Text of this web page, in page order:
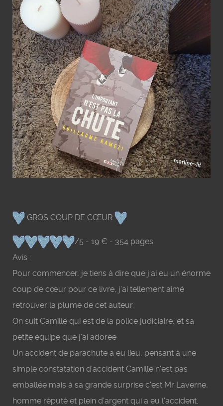
GROS COUP DE CŒUR
/5 - 19 € - 354 pages
Avis :
Pour commencer, je tiens à dire que j'ai eu un énorme
coup de cœur pour ce livre, j'ai tellement aimé
retrouver la plume de cet auteur.
On suit Camille qui est de la police judiciaire, et sa
petite équipe que j'ai adorée
Un accident de parachute a eu lieu, pensant à une
simple constatation d'accident Camille n'est pas
emballée mais à sa grande surprise c'est Mr Laverne,
homme réputé et plein d'argent qui a eu l'accident.